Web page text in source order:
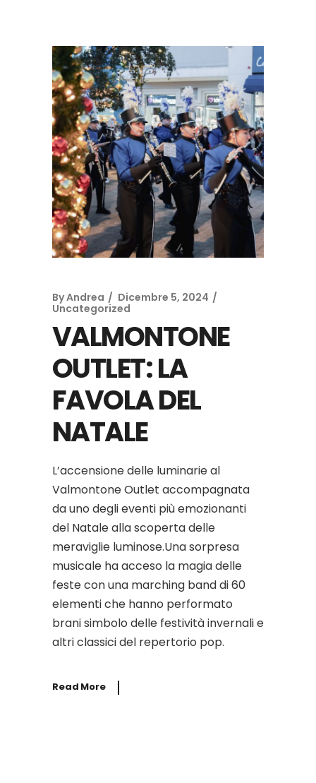
ByAndrea
Dicembre 5, 2024
Uncategorized
VALMONTONE
OUTLET: LA
FAVOLA DEL
NATALE
L’accensione delle luminarie al
Valmontone Outlet accompagnata
da uno degli eventi più emozionanti
del Natale alla scoperta delle
meraviglie luminose.Una sorpresa
musicale ha acceso la magia delle
feste con una marching band di 60
elementi che hanno performato
brani simbolo delle festività invernali e
altri classici del repertorio pop.
Read More